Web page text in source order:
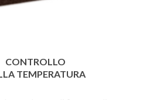
CONTROLLO
TEMPERATURA